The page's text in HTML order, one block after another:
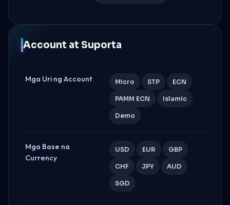
Account at Suporta
Mga Uri ng Account Micro STP ECN
PAMM ECN Islamic
Demo
Mga Base na
Currency
USD EUR GBP
CHF JPY AUD
SGD